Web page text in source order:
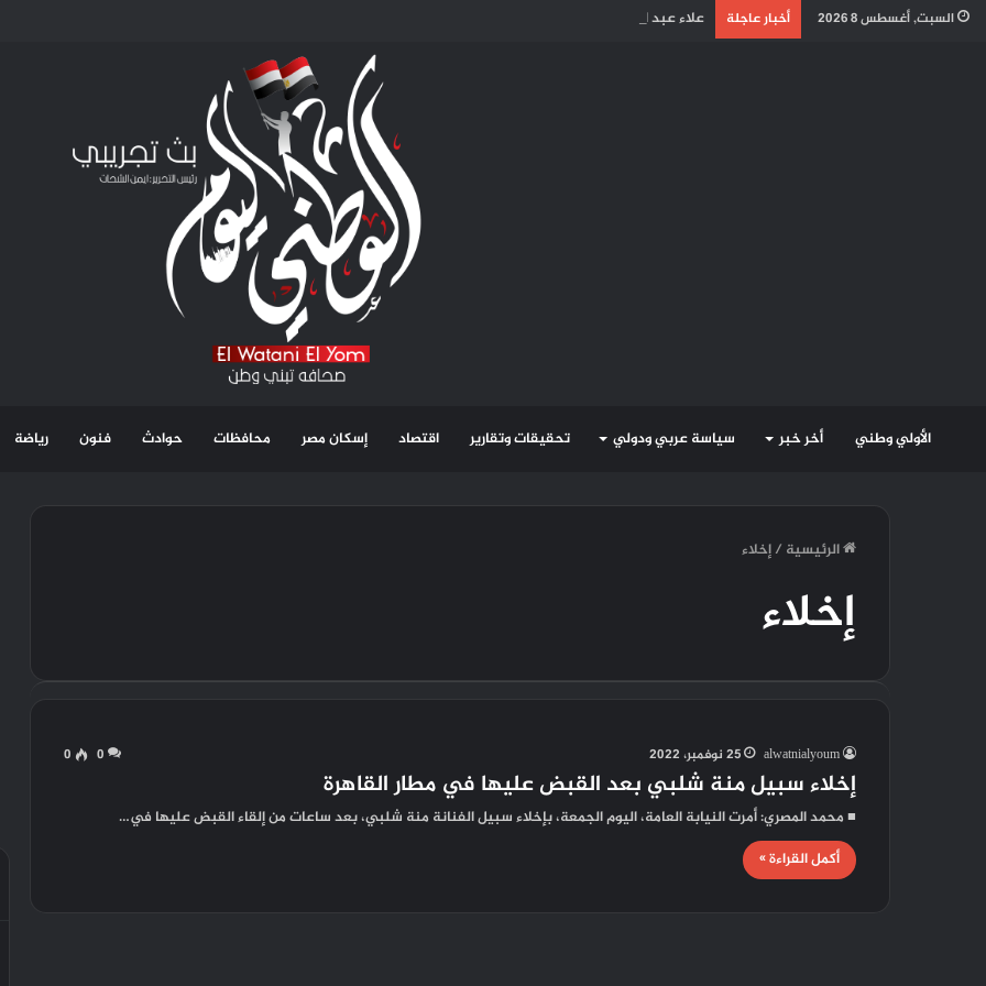
السبت, أغسطس 8 2026 أخبار عاجلة علاء عبد المنعم يكتب / من يحاسبهم!.. إهدار مليار و70 مليون جنيه بصندوق التنمية الحضارية.l قضية
الأولي وطني أخر خبر سياسة عربي ودولي تحقيقات وتقارير اقتصاد إسكان مصر محافظات حوادث فنون رياضة
الرئيسية /إخلاء
إخلاء
alwatnialyoum 25 نوفمبر، 2022 0
0
إخلاء سبيل منة شلبي بعد القبض عليها في مطار القاهرة
■ محمد المصري: أمرت النيابة العامة، اليوم الجمعة، بإخلاء سبيل الفنانة منة شلبي، بعد ساعات من إلقاء القبض عليها في…
أكمل القراءة »